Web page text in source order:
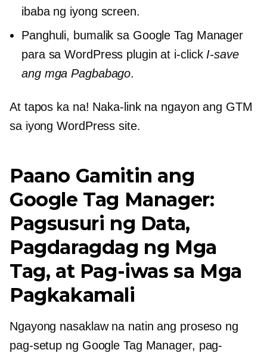
ibaba ng iyong screen.
Panghuli, bumalik sa Google Tag Manager
para sa WordPress plugin at i-clickI-save
ang mga Pagbabago.
At tapos ka na! Naka-link na ngayon ang GTM
sa iyong WordPress site.
Paano Gamitin ang
Google Tag Manager:
Pagsusuri ng Data,
Pagdaragdag ng Mga
Tag, at Pag-iwas sa Mga
Pagkakamali
Ngayong nasaklaw na natin ang proseso ng
pag-setup ng Google Tag Manager, pag-